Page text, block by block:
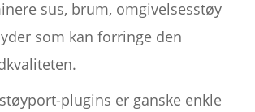
sus, brum, omgivelsesstøy
som kan forringe den
plugins er ganske enkle